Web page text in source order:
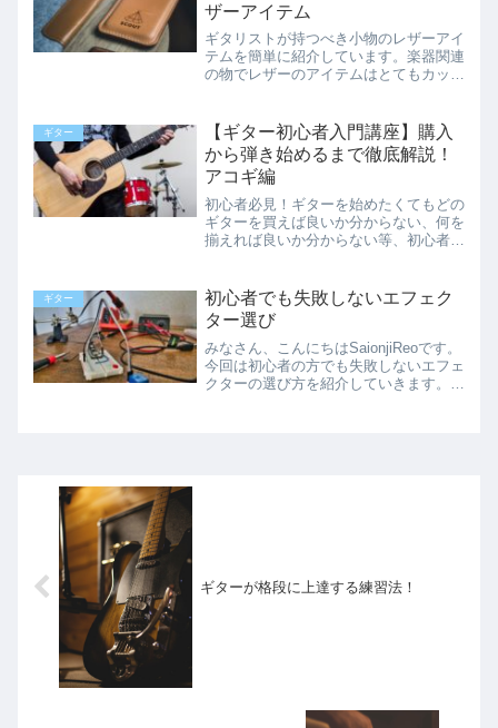
ザーアイテム
ギタリストが持つべき小物のレザーアイ
テムを簡単に紹介しています。楽器関連
の物でレザーのアイテムはとてもカッコ
方必見！」の内容となっています。
ギター
【ギター初心者入門講座】購入
から弾き始めるまで徹底解説！
アコギ編
初心者必見！ギターを始めたくてもどの
ギターを買えば良いか分からない、何を
揃えれば良いか分からない等、初心者の
必要な物や道具等、まずやるべき事を詳
しく説明しています。
ギター
初心者でも失敗しないエフェク
ター選び
みなさん、こんにちはSaionjiReoです。
今回は初心者の方でも失敗しないエフェ
クターの選び方を紹介していきます。エ
ギターが格段に上達する練習法！